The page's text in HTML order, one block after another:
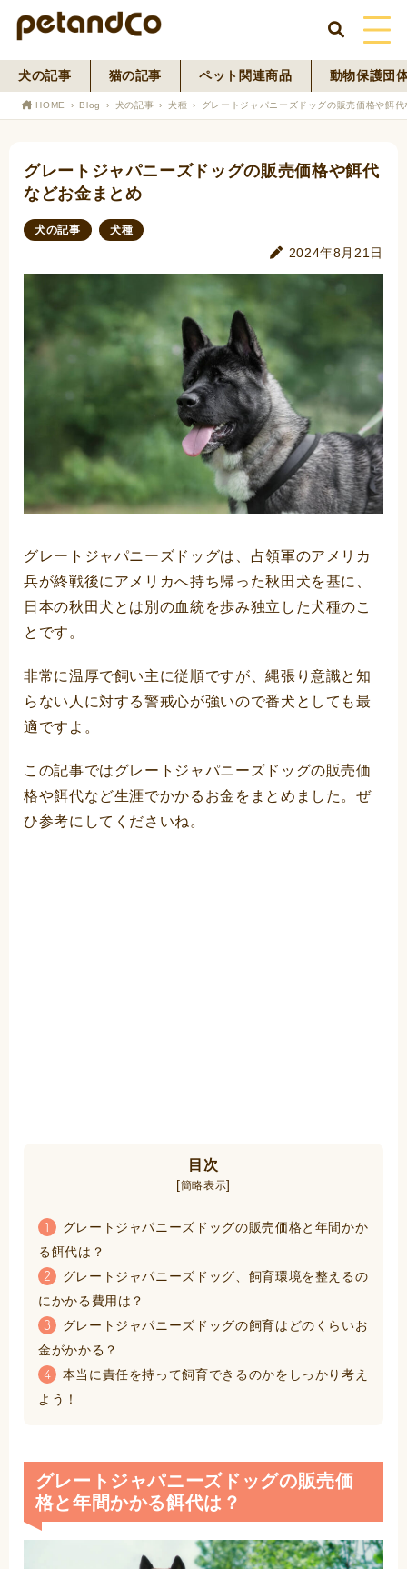
HOME
犬の記事 猫の記事 ペット関連商品 動物保護団
HOME Blog 犬の記事 犬種 グレートジャパニーズドッグの販売価格や餌
グレートジャパニーズドッグの販売価格や餌代
などお金まとめ
犬の記事 犬種
2024年8月21日
グレートジャパニーズドッグは、占領軍のアメリカ
兵が終戦後にアメリカへ持ち帰った秋田犬を基に、
日本の秋田犬とは別の血統を歩み独立した犬種のこ
とです。
非常に温厚で飼い主に従順ですが、縄張り意識と知
らない人に対する警戒心が強いので番犬としても最
適ですよ。
この記事ではグレートジャパニーズドッグの販売価
格や餌代など生涯でかかるお金をまとめました。ぜ
ひ参考にしてくださいね。
目次
[簡略表示]
1
グレートジャパニーズドッグの販売価格と年間かか
る餌代は？
2
グレートジャパニーズドッグ、飼育環境を整えるの
にかかる費用は？
3
グレートジャパニーズドッグの飼育はどのくらいお
金がかかる？
4
本当に責任を持って飼育できるのかをしっかり考え
よう！
グレートジャパニーズドッグの販売価
格と年間かかる餌代は？